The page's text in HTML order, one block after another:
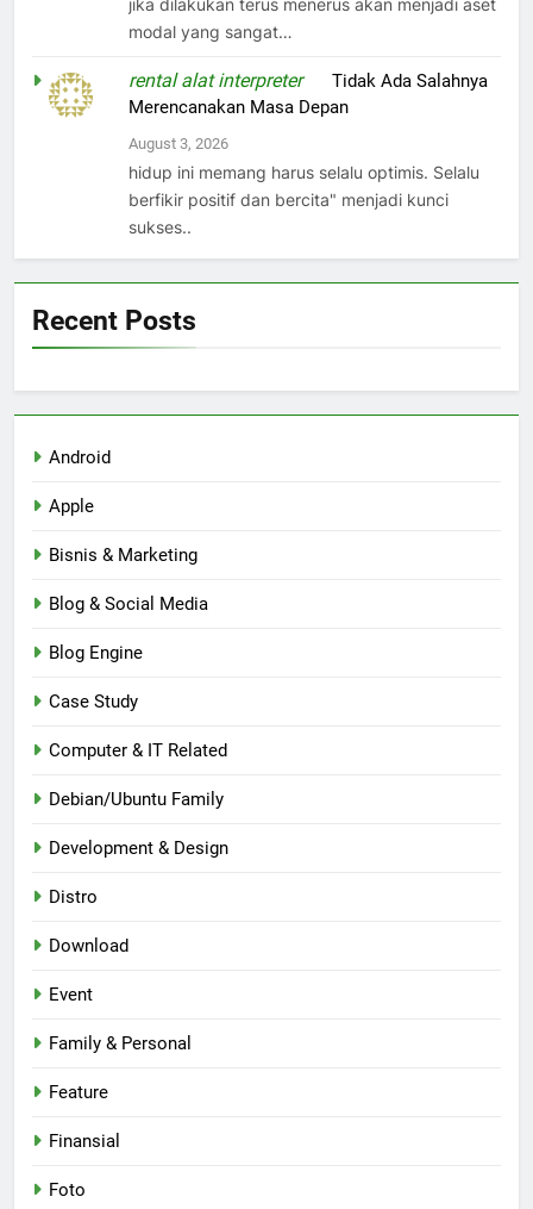
jika dilakukan terus menerus akan menjadi aset
modal yang sangat…
rental alat interpreteronTidak Ada Salahnya
Merencanakan Masa Depan
August 3, 2026
hidup ini memang harus selalu optimis. Selalu
berfikir positif dan bercita" menjadi kunci
sukses..
Recent Posts
Android
Apple
Bisnis & Marketing
Blog & Social Media
Blog Engine
Case Study
Computer & IT Related
Debian/Ubuntu Family
Development & Design
Distro
Download
Event
Family & Personal
Feature
Finansial
Foto